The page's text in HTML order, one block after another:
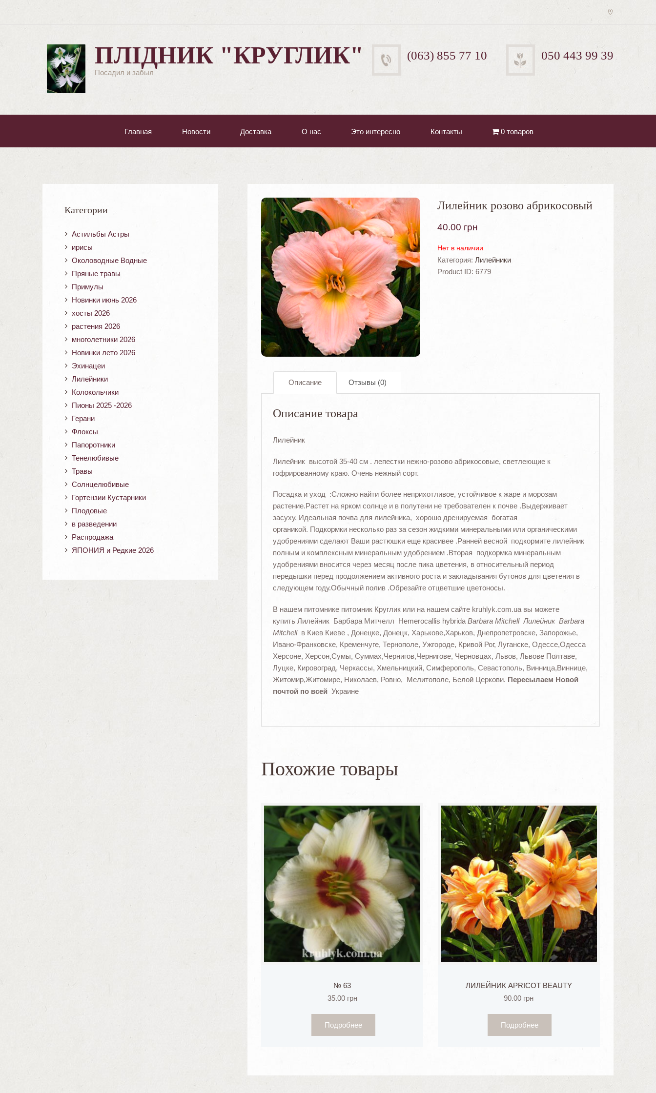
ПЛІДНИК "КРУГЛИК"
Посадил и забыл
(063) 855 77 10 050 443 99 39
Главная Новости Доставка О нас Это интересно Контакты 0 товаров
Лилейник розово абрикосовый
40.00 грн
Нет в наличии
Категория: Лилейники
Product ID: 6779
Описание Отзывы (0)
Описание товара
Лилейник
Лилейник высотой 35-40 см . лепестки нежно-розово абрикосовые, светлеющие к
гофрированному краю. Очень нежный сорт.
Посадка и уход :Сложно найти более неприхотливое, устойчивое к жаре и морозам
растение.Растет на ярком солнце и в полутени не требователен к почве .Выдерживает
засуху. Идеальная почва для лилейника, хорошо дренируемая богатая
органикой. Подкормки несколько раз за сезон жидкими минеральными или органическими
удобрениями сделают Ваши растюшки еще красивее .Ранней весной подкормите лилейник
полным и комплексным минеральным удобрением .Вторая подкормка минеральным
удобрениями вносится через месяц после пика цветения, в относительный период
передышки перед продолжением активного роста и закладывания бутонов для цветения в
следующем году.Обычный полив .Обрезайте отцветшие цветоносы.
В нашем питомнике питомник Круглик или на нашем сайте kruhlyk.com.ua вы можете
купить Лилейник Барбара Митчелл Hemerocallis hybridaBarbara Mitchell Лилейник Barbara
Mitchell в Киев Киеве , Донецке, Донецк, Харькове,Харьков, Днепропетровске, Запорожье,
Ивано-Франковске, Кременчуге, Тернополе, Ужгороде, Кривой Рог, Луганске, Одессе,Одесса
Херсоне, Херсон,Сумы, Суммах,Чернигов,Чернигове, Черновцах, Львов, Львове Полтаве,
Луцке, Кировоград, Черкассы, Хмельницкий, Симферополь, Севастополь, Винница,Виннице,
Житомир,Житомире, Николаев, Ровно, Мелитополе, Белой Церкови. Пересылаем Новой
почтой по всейУкраине
Похожие товары
№ 63
35.00 грн
Подробнее
ЛИЛЕЙНИК APRICOT BEAUTY
90.00 грн
Подробнее
Категории
Астильбы Астры
ирисы
Околоводные Водные
Пряные травы
Примулы
Новинки июнь 2026
хосты 2026
растения 2026
многолетники 2026
Новинки лето 2026
Эхинацеи
Лилейники
Колокольчики
Пионы 2025 -2026
Герани
Флоксы
Папоротники
Тенелюбивые
Травы
Солнцелюбивые
Гортензии Кустарники
Плодовые
в разведении
Распродажа
ЯПОНИЯ и Редкие 2026